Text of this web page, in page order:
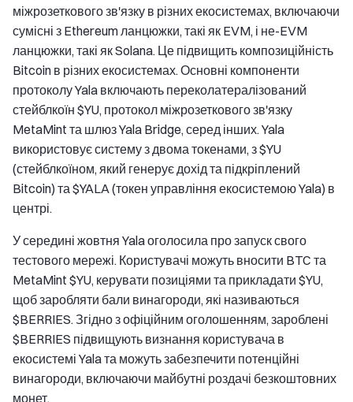
міжрозеткового зв'язку в різних екосистемах, включаючи
сумісні з Ethereum ланцюжки, такі як EVM, і не-EVM
ланцюжки, такі як Solana. Це підвищить композиційність
Bitcoin в різних екосистемах. Основні компоненти
протоколу Yala включають переколатералізований
стейблкоїн $YU, протокол міжрозеткового зв'язку
MetaMint та шлюз Yala Bridge, серед інших. Yala
використовує систему з двома токенами, з $YU
(стейблкоїном, який генерує дохід та підкріплений
Bitcoin) та $YALA (токен управління екосистемою Yala) в
центрі.
У середині жовтня Yala оголосила про запуск свого
тестового мережі. Користувачі можуть вносити BTC та
MetaMint $YU, керувати позиціями та прикладати $YU,
щоб заробляти бали винагороди, які називаються
$BERRIES. Згідно з офіційним оголошенням, зароблені
$BERRIES підвищують визнання користувача в
екосистемі Yala та можуть забезпечити потенційні
винагороди, включаючи майбутні роздачі безкоштовних
монет.